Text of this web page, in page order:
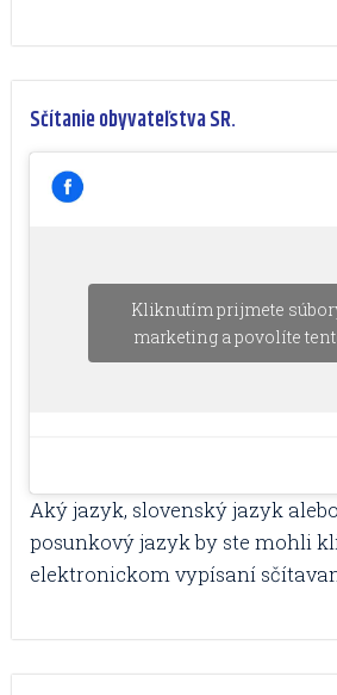
Sčítanie obyvateľstva SR.
Kliknutím prijmete
marketing a povolíte
Aký jazyk, slovenský jazyk
posunkový jazyk by ste mohli
elektronickom vypísaní